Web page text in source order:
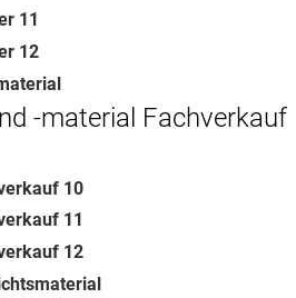
11
12
-material Fachverkauf
10
11
12